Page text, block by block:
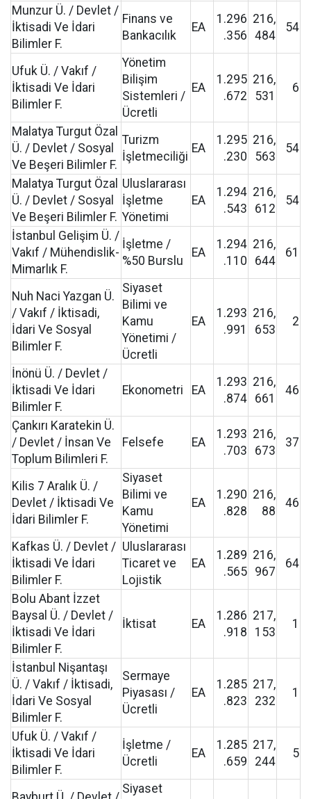
Munzur Ü. / Devlet /
İktisadi Ve İdari
Bilimler F.
Finans ve
Bankacılık
EA
1.296
.356
216,
484
54
Ufuk Ü. / Vakıf /
İktisadi Ve İdari
Bilimler F.
Yönetim
Bilişim
Sistemleri /
Ücretli
EA
1.295
.672
216,
531
6
Malatya Turgut Özal
Ü. / Devlet / Sosyal
Ve Beşeri Bilimler F.
Turizm
İşletmeciliği
EA
1.295
.230
216,
563
54
Malatya Turgut Özal
Ü. / Devlet / Sosyal
Ve Beşeri Bilimler F.
Uluslararası
İşletme
Yönetimi
EA
1.294
.543
216,
612
54
İstanbul Gelişim Ü. /
Vakıf / Mühendislik-
Mimarlık F.
İşletme /
%50 Burslu
EA
1.294
.110
216,
644
61
Nuh Naci Yazgan Ü.
/ Vakıf / İktisadi,
İdari Ve Sosyal
Bilimler F.
Siyaset
Bilimi ve
Kamu
Yönetimi /
Ücretli
EA
1.293
.991
216,
653
2
İnönü Ü. / Devlet /
İktisadi Ve İdari
Bilimler F.
Ekonometri EA
1.293
.874
216,
661
46
Çankırı Karatekin Ü.
/ Devlet / İnsan Ve
Toplum Bilimleri F.
Felsefe EA
1.293
.703
216,
673
37
Kilis 7 Aralık Ü. /
Devlet / İktisadi Ve
İdari Bilimler F.
Siyaset
Bilimi ve
Kamu
Yönetimi
EA
1.290
.828
216,
88
46
Kafkas Ü. / Devlet /
İktisadi Ve İdari
Bilimler F.
Uluslararası
Ticaret ve
Lojistik
EA
1.289
.565
216,
967
64
Bolu Abant İzzet
Baysal Ü. / Devlet /
İktisadi Ve İdari
Bilimler F.
İktisat EA
1.286
.918
217,
153
1
İstanbul Nişantaşı
Ü. / Vakıf / İktisadi,
İdari Ve Sosyal
Bilimler F.
Sermaye
Piyasası /
Ücretli
EA
1.285
.823
217,
232
1
Ufuk Ü. / Vakıf /
İktisadi Ve İdari
Bilimler F.
İşletme /
Ücretli
EA
1.285
.659
217,
244
5
Siyaset